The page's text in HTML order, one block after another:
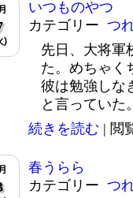
)
いつものやつ
カテゴリー つ
先日、大将軍
た。めちゃく
彼は勉強しな
と言っていた
続きを読む | 閲
春うらら
カテゴリー つ